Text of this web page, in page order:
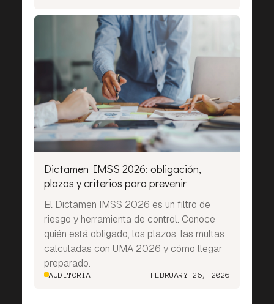
Dictamen IMSS 2026: obligación,
plazos y criterios para prevenir
El Dictamen IMSS 2026 es un filtro de
riesgo y herramienta de control. Conoce
quién está obligado, los plazos, las multas
calculadas con UMA 2026 y cómo llegar
preparado.
AUDITORÍA FEBRUARY 26, 2026